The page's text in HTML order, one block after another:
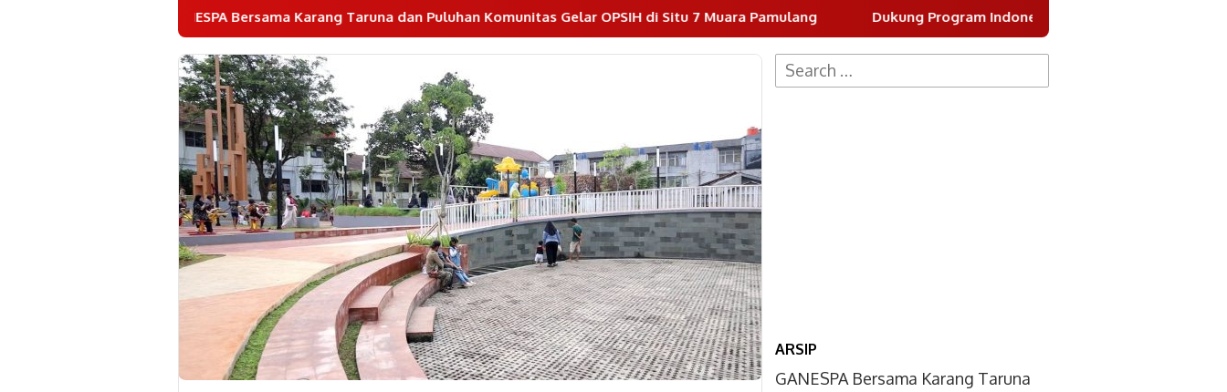
GANESPA Bersama Karang Taruna dan Puluhan Komunitas Gelar OPSIH di Situ 7 Muara Pamulang Dukung Program Indonesia Asri, DPC Partai Demokrat Kota Tangerang
Search
for:
ARSIP
GANESPA Bersama Karang Taruna